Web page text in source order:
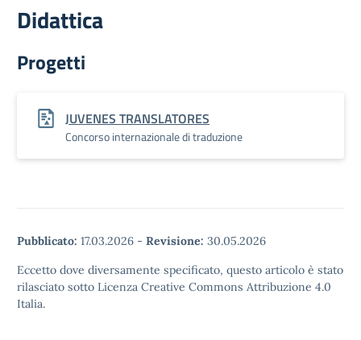
Didattica
Progetti
JUVENES TRANSLATORES
Concorso internazionale di traduzione
Pubblicato: 17.03.2026 - Revisione: 30.05.2026
Eccetto dove diversamente specificato, questo articolo è stato
rilasciato sotto Licenza Creative Commons Attribuzione 4.0
Italia.